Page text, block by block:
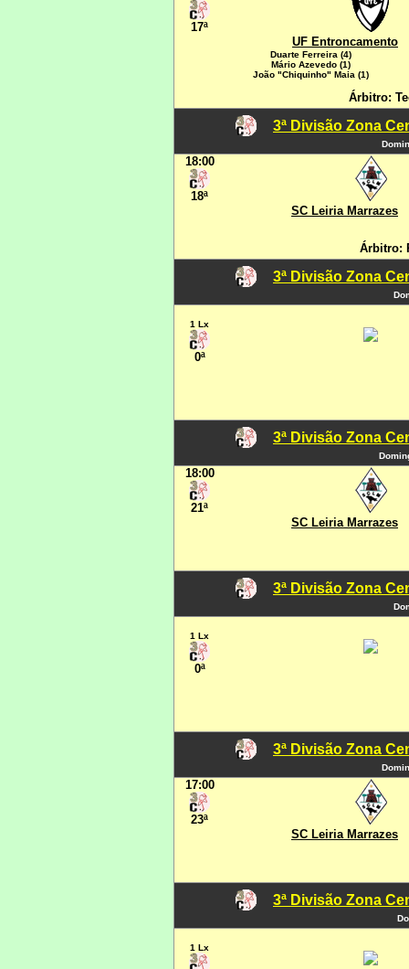
17ª
UF Entroncamento
Duarte Ferreira (4)
Mário Azevedo (1)
João "Chiquinho" Maia (1)
Árbitro:
3ª Divisão Zona
18:00
18ª
SC Leiria Marrazes
Árbitro:
3ª Divisão Zona
1 Lx
0ª
3ª Divisão Zona
18:00
21ª
SC Leiria Marrazes
3ª Divisão Zona
1 Lx
0ª
3ª Divisão Zona
17:00
23ª
SC Leiria Marrazes
3ª Divisão Zona
1 Lx